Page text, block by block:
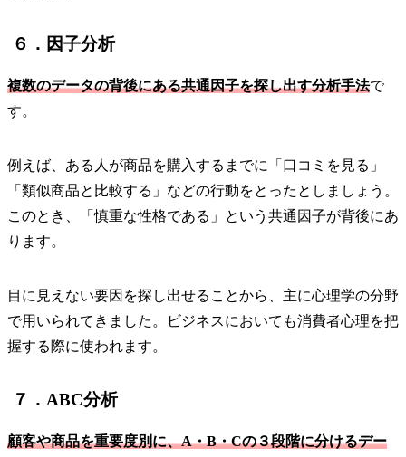
６．因子分析
複数のデータの背後にある共通因子を探し出す分析手法で
す。
例えば、ある人が商品を購入するまでに「口コミを見る」
「類似商品と比較する」などの行動をとったとしましょう。
このとき、「慎重な性格である」という共通因子が背後にあ
ります。
目に見えない要因を探し出せることから、主に心理学の分野
で用いられてきました。ビジネスにおいても消費者心理を把
握する際に使われます。
７．ABC分析
顧客や商品を重要度別に、A・B・Cの３段階に分けるデー